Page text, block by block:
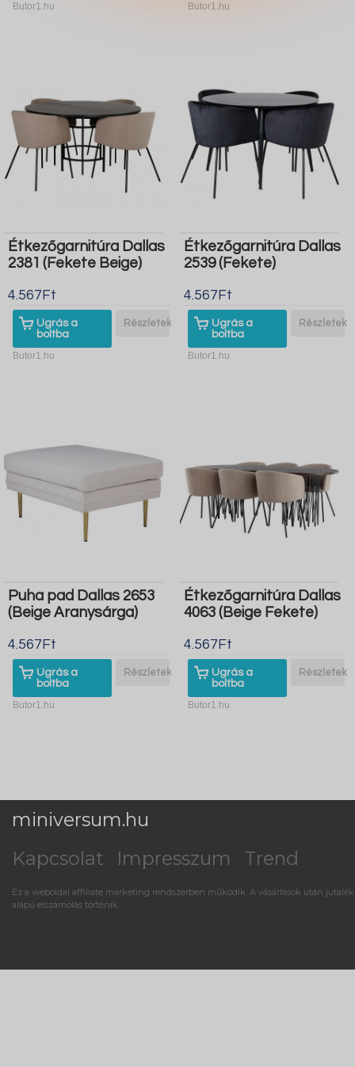
Butor1.hu Butor1.hu
Étkezőgarnitúra Dallas
2381 (Fekete Beige)
4.567Ft
Ugrás a
boltba
Részletek
Butor1.hu
Étkezőgarnitúra Dallas
2539 (Fekete)
4.567Ft
Ugrás a
boltba
Részletek
Butor1.hu
Puha pad Dallas 2653
(Beige Aranysárga)
4.567Ft
Ugrás a
boltba
Részletek
Butor1.hu
Étkezőgarnitúra Dallas
4063 (Beige Fekete)
4.567Ft
Ugrás a
boltba
Részletek
Butor1.hu
miniversum.hu
Kapcsolat
Impresszum Trend
Ez a weboldal affiliate marketing rendszerben működik. A vásárlások után jutalék
alapú elszámolás történik.